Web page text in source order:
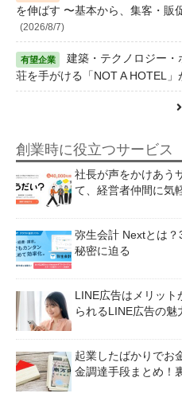
を伸ばす 〜基本から、集客・販
(2026/8/7)
建築・テクノロジー・
荘を手がける「NOT A HOTEL」
創業時に役立つサービス
社長が声をかけあう
て、経営者仲間に気
弥生会計 Nextとは
秘密に迫る
LINE広告はメリット
られるLINE広告の魅
起業したばかりでお
金調達手段まとめ！